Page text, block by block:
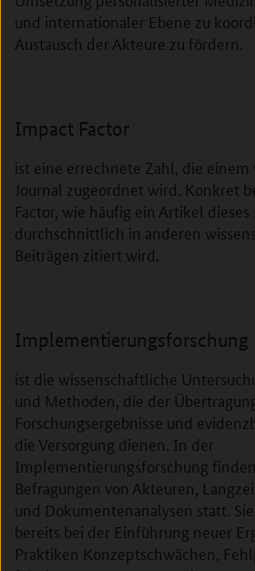
und internationaler Ebene zu
Austausch der Akteure zu fördern.
Impact Factor
ist eine errechnete Zahl, die
Journal zugeordnet wird. Konkret
Factor, wie häufig ein Artikel dieses
durchschnittlich in anderen
Beiträgen zitiert wird.
Implementierungsforschung
ist die wissenschaftliche
und Methoden, die der
Forschungsergebnisse und
die Versorgung dienen. In der
Implementierungsforschung
Befragungen von Akteuren,
und Dokumentenanalysen statt.
bereits bei der Einführung neuer
Praktiken Konzeptschwächen,